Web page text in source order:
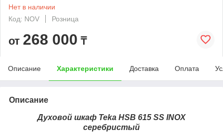
Нет в наличии
Код: NOV
Розница
от 268 000 ₸
Описание Характеристики Доставка Оплата
Описание
Духовой шкаф Teka HSB 615 SS INOX
серебристый